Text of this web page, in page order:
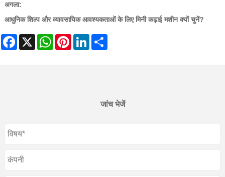
अगला:
आधुनिक शिल्प और व्यावसायिक आवश्यकताओं के लिए मिनी कढ़ाई मशीन क्यों चुनें?
Facebook
X WhatsAppPinterestLinkedIn
जांच भेजें